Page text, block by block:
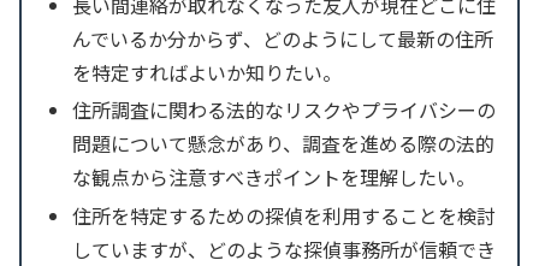
んでいるか分からず、どのようにして最新の住所
を特定すればよいか知りたい。
住所調査に関わる法的なリスクやプライバシーの
問題について懸念があり、調査を進める際の法的
な観点から注意すべきポイントを理解したい。
住所を特定するための探偵を利用することを検討
していますが、どのような探偵事務所が信頼でき